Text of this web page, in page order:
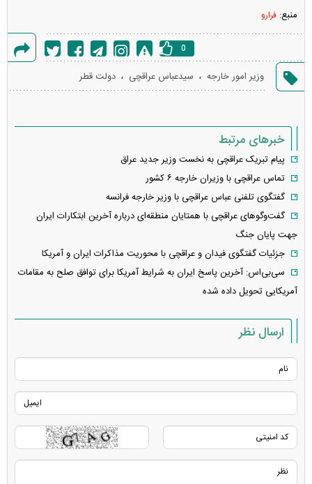
منبع: فرارو
گزارش
خطا
0
وزیر امور خارجه ، سیدعباس عراقچی ، دولت قطر
خبرهای مرتبط
پیام تبریک عراقچی به نخست وزیر جدید عراق
تماس عراقچی با وزیران خارجه ۶ کشور
گفتگوی تلفنی عباس عراقچی با وزیر خارجه فرانسه
گفت‌وگوهای عراقچی با همتایان منطقه‌ای درباره آخرین ابتکارات ایران
جهت پایان جنگ
جزئیات گفتگوی فیدان و عراقچی با محوریت مذاکرات ایران و آمریکا
سی‌بی‌اس: آخرین پاسخ ایران به شرایط آمریکا برای توافق صلح به مقامات
آمریکایی تحویل داده شده
ارسال نظر